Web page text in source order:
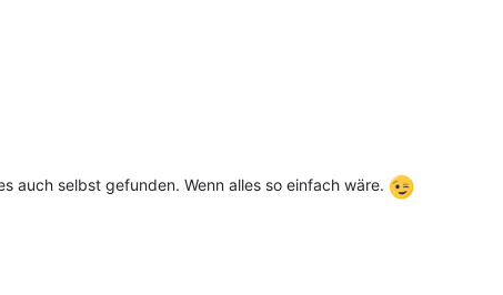
auch selbst gefunden. Wenn alles so einfach wäre.